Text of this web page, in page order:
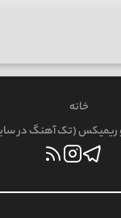
خانه
(تک آهنگ در سایت